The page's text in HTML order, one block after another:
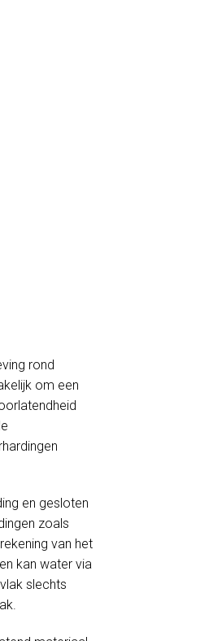
rond
om een
en gesloten
zoals
van het
kan water via
slechts